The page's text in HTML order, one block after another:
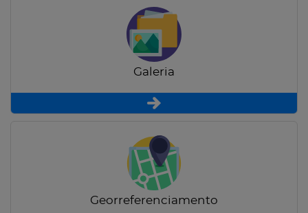
Galeria
Georreferenciamento